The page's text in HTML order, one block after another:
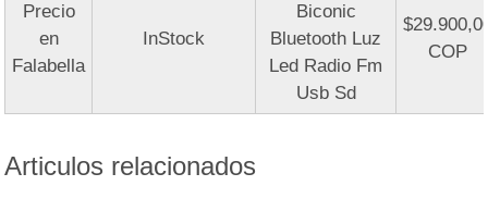
Precio
en
Falabella
InStock
Biconic
Bluetooth Luz
Led Radio Fm
Usb Sd
COP
Articulos relacionados